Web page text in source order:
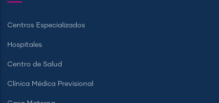
Centros Especializados
Hospitales
Centro de Salud
Clínica Médica Previsional